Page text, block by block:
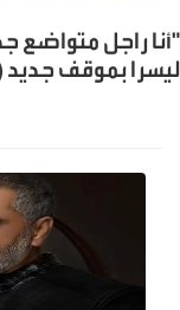
"أنا راجل متواضع
ليسرا بموقف جديد